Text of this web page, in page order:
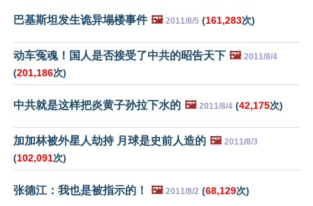
巴基斯坦发生诡异塌楼事件 🖼️ 2011/8/5 (161,283次)
动车冤魂！国人是否接受了中共的昭告天下 🖼️ 2011/8/4
(201,186次)
中共就是这样把炎黄子孙拉下水的 🖼️ 2011/8/4 (42,175次)
加加林被外星人劫持 月球是史前人造的 🖼️ 2011/8/3
(102,091次)
张德江：我也是被指示的！ 🖼️ 2011/8/2 (68,129次)